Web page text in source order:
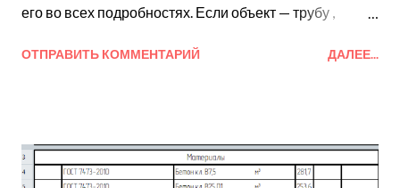
его во всех подробностях. Если объект — трубу ,
трубопровода , деталь воздуховода , аксессуар
построения трассы в параметрах выбранной
системы. В ближайшем выпуске при построении
трассы можно будет выбрать индивидуальную
ОТПРАВИТЬ КОММЕНТАРИЙ ДАЛЕЕ...